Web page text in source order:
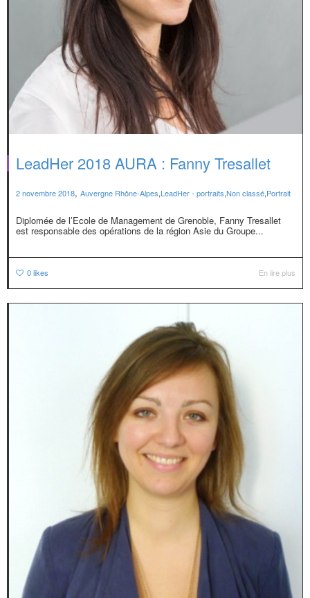
LeadHer 2018 AURA : Fanny Tresallet
2 novembre 2018, Auvergne Rhône-Alpes,LeadHer - portraits,Non classé,Portrait
Diplomée de l’Ecole de Management de Grenoble, Fanny Tresallet
est responsable des opérations de la région Asie du Groupe...
0likes En lire plus